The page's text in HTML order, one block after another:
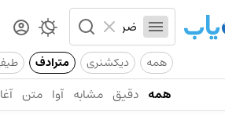
همه دیکشنری مترادف
همه دقیق مشابه آوا متن